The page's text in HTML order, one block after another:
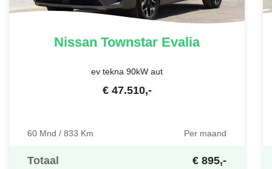
Nissan Townstar Evalia
ev tekna 90kW aut
€ 47.510,-
60 Mnd / 833 Km Per maand
Totaal € 895,-